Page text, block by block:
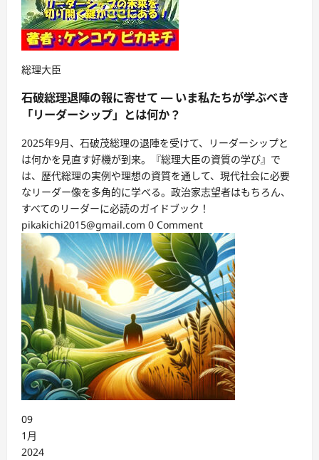
Posted
総理大臣
石破総理退陣の報に寄せて ― いま私たちが学ぶべき
「リーダーシップ」とは何か？
2025年9月、石破茂総理の退陣を受けて、リーダーシップと
は何かを見直す好機が到来。『総理大臣の資質の学び』で
は、歴代総理の実例や理想の資質を通して、現代社会に必要
なリーダー像を多角的に学べる。政治家志望者はもちろん、
すべてのリーダーに必読のガイドブック！
pikakichi2015@gmail.com 0 Comment
09
1月
2024